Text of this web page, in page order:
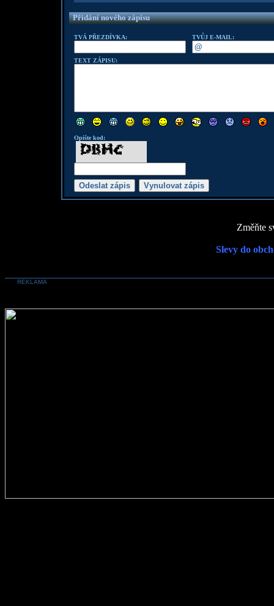
Přidání nového zápisu
TVÁ PŘEZDÍVKA: TVŮJ E-MAIL:
TEXT ZÁPISU:
Opište kod:
Změňte
Slevy do
REKLAMA